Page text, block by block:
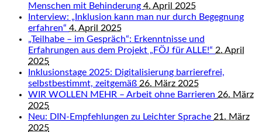
Menschen mit Behinderung 4. April 2025
Interview: „Inklusion kann man nur durch Begegnung
erfahren“ 4. April 2025
„Teilhabe – im Gespräch“: Erkenntnisse und
Erfahrungen aus dem Projekt „FÖJ für ALLE!“ 2. April
2025
Inklusionstage 2025: Digitalisierung barrierefrei,
selbstbestimmt, zeitgemäß 26. März 2025
WIR WOLLEN MEHR – Arbeit ohne Barrieren 26. März
2025
Neu: DIN-Empfehlungen zu Leichter Sprache 21. März
2025